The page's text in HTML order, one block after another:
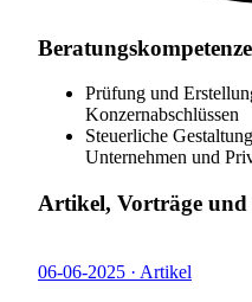
Prüfung und
Konzernabschlüssen
Steuerliche
Unternehmen und
Artikel, Vorträge und
06-06-2025 · Artikel